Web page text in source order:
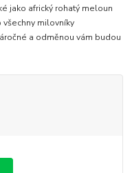
jako africký rohatý meloun
milovníky
a odměnou vám budou